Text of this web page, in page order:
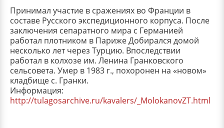
Принимал участие в сражениях во Франции в
составе Русского экспедиционного корпуса. После
заключения сепаратного мира с Германией
работал плотником в Париже Добирался домой
несколько лет через Турцию. Впоследствии
работал в колхозе им. Ленина Гранковского
сельсовета. Умер в 1983 г., похоронен на «новом»
кладбище с. Гранки.
Информация:
http://tulagosarchive.ru/kavalers/_MolokanovZT.html